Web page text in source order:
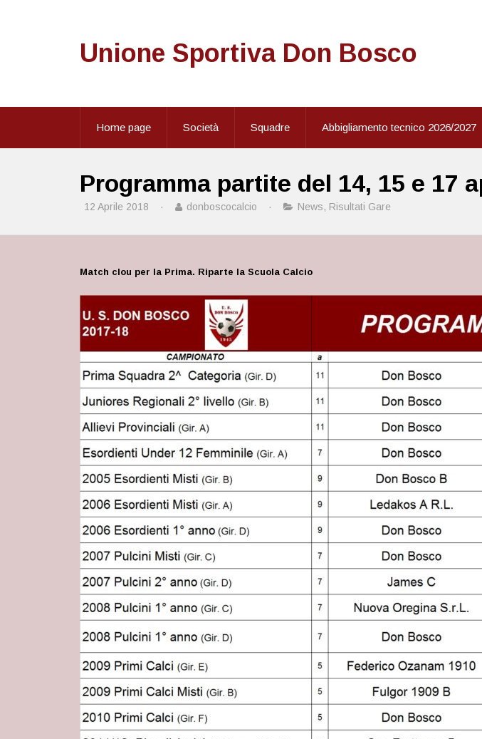
Unione Sportiva Don Bosco
Home page Società Squadre Abbigliamento tecnico 2026/2027
Programma partite del 14, 15 e 17
12 Aprile 2018 · donboscocalcio · News, Risultati Gare
Match clou per la Prima. Riparte la Scuola Calcio